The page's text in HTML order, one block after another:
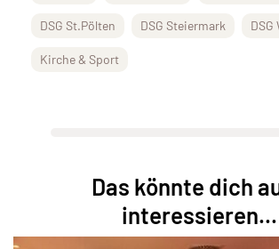
DSG St.Pölten DSG Steiermark DSG
Kirche & Sport
Das könnte dich
interessieren...